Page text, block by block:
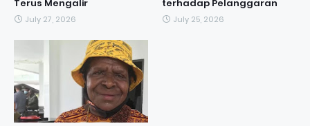
Terus Mengalir
July 27, 2026
terhadap Pelanggaran
July 25, 2026